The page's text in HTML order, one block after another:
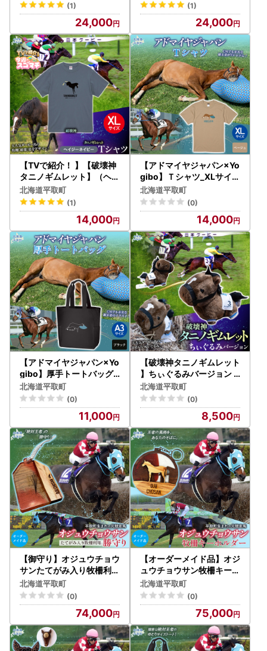
(1)
24,000
(1)
24,000
【TVで紹介！ 】【破壊神
タニノギムレット】（ヘイ
ジーネイビー）Ｔシャツ
選べる４サイズ【Ｌ】 BR
TV104-3
北海道平取町
(1)
14,000
【アドマイヤジャパン×Yo
gibo】Ｔシャツ_XLサイズ
（ベージュ） BRTV035-4
北海道平取町
(0)
14,000
【アドマイヤジャパン×Yo
gibo】厚手トートバッグ
BRTV038
北海道平取町
(0)
11,000
【破壊神タニノギムレット
】ちぃぐるみバージョン B
RTV117
北海道平取町
(0)
8,500
【御守り】オジュウチョウ
サンたてがみ入り牧柵利用
勝守り BRTV001
北海道平取町
(0)
74,000
【オーダーメイド品】オジ
ュウチョウサン牧柵キーホ
ルダー BRTV002
北海道平取町
(0)
75,000